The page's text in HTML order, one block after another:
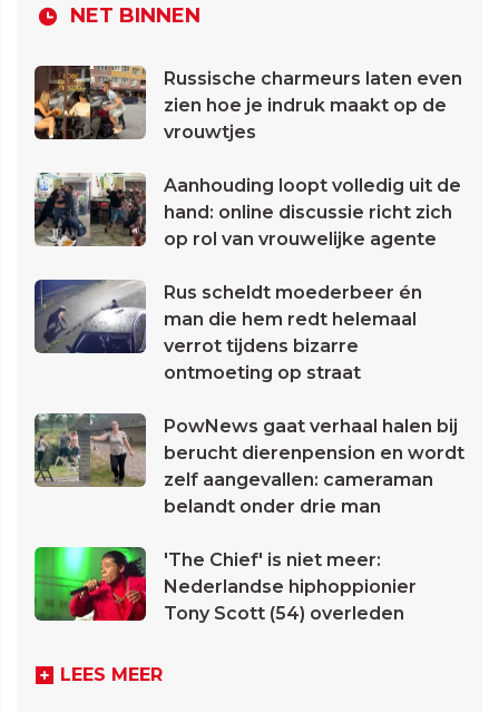
NET BINNEN
Russische charmeurs laten even
zien hoe je indruk maakt op de
vrouwtjes
Aanhouding loopt volledig uit de
hand: online discussie richt zich
op rol van vrouwelijke agente
Rus scheldt moederbeer én
man die hem redt helemaal
verrot tijdens bizarre
ontmoeting op straat
PowNews gaat verhaal halen bij
berucht dierenpension en wordt
zelf aangevallen: cameraman
belandt onder drie man
'The Chief' is niet meer:
Nederlandse hiphoppionier
Tony Scott (54) overleden
LEES MEER